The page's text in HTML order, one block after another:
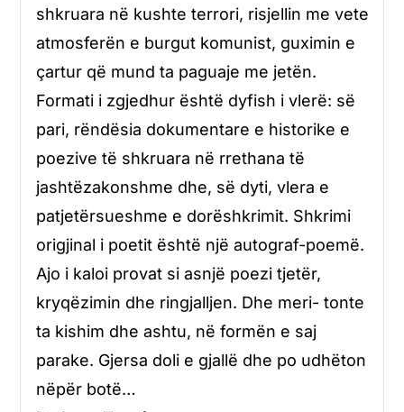
shkruara në kushte terrori, risjellin me vete
atmosferën e burgut komunist, guximin e
çartur që mund ta paguaje me jetën.
Formati i zgjedhur është dyfish i vlerë: së
pari, rëndësia dokumentare e historike e
poezive të shkruara në rrethana të
jashtëzakonshme dhe, së dyti, vlera e
patjetërsueshme e dorëshkrimit. Shkrimi
origjinal i poetit është një autograf-poemë.
Ajo i kaloi provat si asnjë poezi tjetër,
kryqëzimin dhe ringjalljen. Dhe meri- tonte
ta kishim dhe ashtu, në formën e saj
parake. Gjersa doli e gjallë dhe po udhëton
nëpër botë…